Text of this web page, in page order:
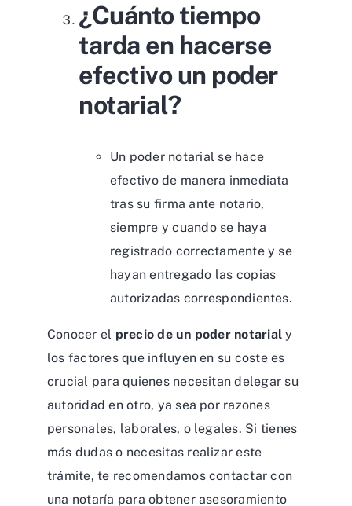
¿Cuánto tiempo
tarda en hacerse
efectivo un poder
notarial?
Un poder notarial se hace
efectivo de manera inmediata
tras su firma ante notario,
siempre y cuando se haya
registrado correctamente y se
hayan entregado las copias
autorizadas correspondientes.
Conocer el precio de un poder notarial y
los factores que influyen en su coste es
crucial para quienes necesitan delegar su
autoridad en otro, ya sea por razones
personales, laborales, o legales. Si tienes
más dudas o necesitas realizar este
trámite, te recomendamos contactar con
una notaría para obtener asesoramiento